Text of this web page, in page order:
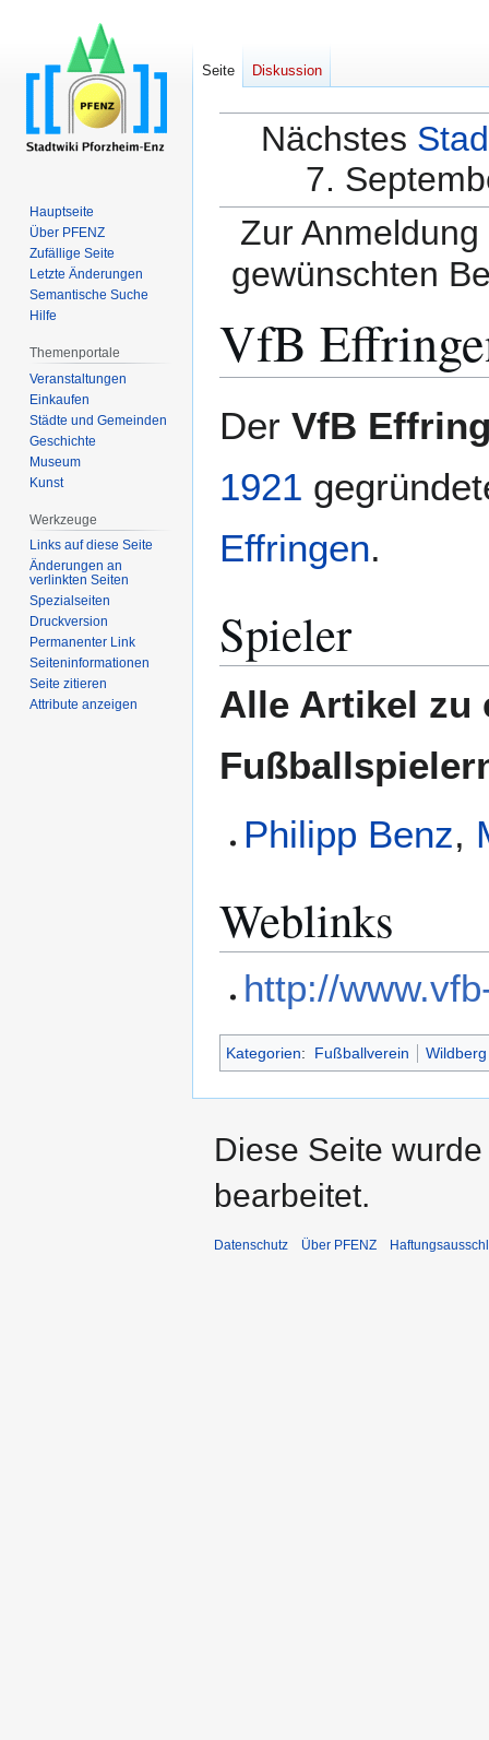
Nächstes
7.
Zur
gewünschten
VfB
Navigation
Suche
Der VfB
1921
Effringen.
Spieler
Alle Artikel zu
Philipp Benz,
Weblinks
http://
Kategorien: Fußballverein Wildberg
Seite Diskussion
Hauptseite
Über PFENZ
Zufällige Seite
Letzte Änderungen
Semantische Suche
Hilfe
Themenportale
Veranstaltungen
Einkaufen
Städte und Gemeinden
Geschichte
Museum
Kunst
Werkzeuge
Links auf diese Seite
Änderungen an
verlinkten Seiten
Spezialseiten
Druckversion
Permanenter Link
Seiten­­informationen
Seite zitieren
Attribute anzeigen
Diese Seite
bearbeitet.
Datenschutz Über PFENZ